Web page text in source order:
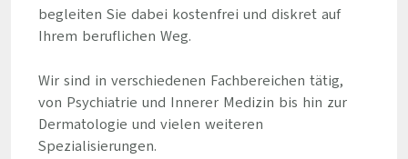
begleiten Sie dabei kostenfrei und diskret auf
Ihrem beruflichen Weg.
Wir sind in verschiedenen Fachbereichen tätig,
von Psychiatrie und Innerer Medizin bis hin zur
Dermatologie und vielen weiteren
Spezialisierungen.